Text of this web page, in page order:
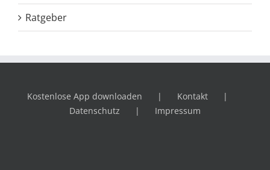
Ratgeber
Kostenlose App downloaden
Kontakt
Datenschutz
Impressum